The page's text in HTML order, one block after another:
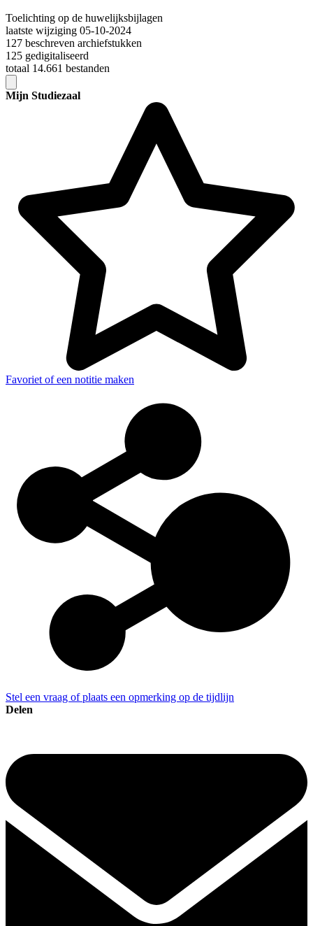
Toelichting op de huwelijksbijlagen
laatste wijziging 05-10-2024
127 beschreven archiefstukken
125 gedigitaliseerd
totaal 14.661 bestanden
Mijn Studiezaal
Favoriet of een notitie maken
Stel een vraag of plaats een opmerking op de tijdlijn
Delen